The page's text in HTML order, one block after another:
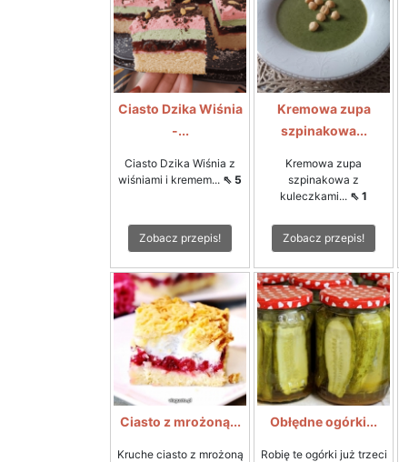
Ciasto Dzika Wiśnia
-...
Ciasto Dzika Wiśnia z
wiśniami i kremem... ⇖ 5
Zobacz przepis!
Kremowa zupa
szpinakowa...
Kremowa zupa
szpinakowa z
kuleczkami... ⇖ 1
Zobacz przepis!
Ciasto z mrożoną...
Kruche ciasto z mrożoną
Obłędne ogórki...
Robię te ogórki już trzeci